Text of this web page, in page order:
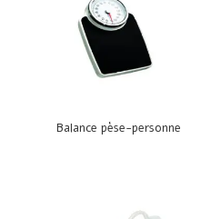
Balance pèse-personne